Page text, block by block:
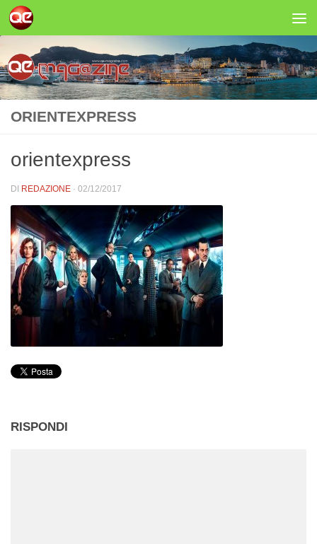
Salta al contenuto
ORIENTEXPRESS
orientexpress
DI REDAZIONE · 02/12/2017
RISPONDI